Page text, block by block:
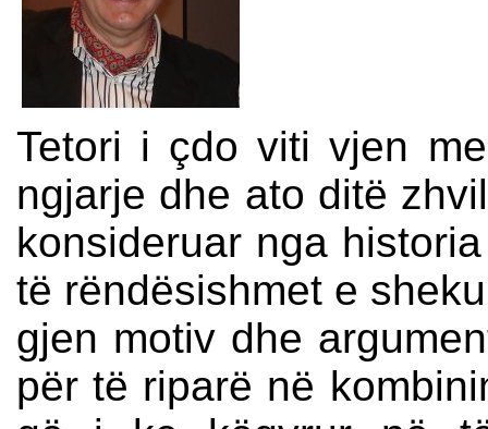
Tetori i çdo viti vjen
ngjarje dhe ato ditë
konsideruar nga
të rëndësishmet e
gjen motiv dhe
për të riparë në